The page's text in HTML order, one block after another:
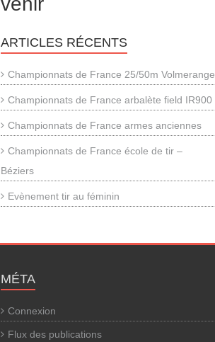
ARTICLES RÉCENTS
Championnats de France 25/50m Volmerange
Championnats de France arbalète field IR900
Championnats de France armes anciennes
Championnats de France école de tir –
Béziers
Evènement tir au féminin
MÉTA
Connexion
Flux des publications